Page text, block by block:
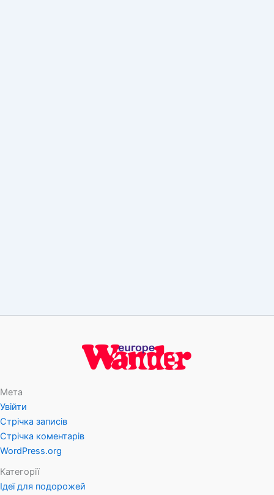
Мета
Увійти
Стрічка записів
Стрічка коментарів
WordPress.org
Категорії
Ідеї для подорожей